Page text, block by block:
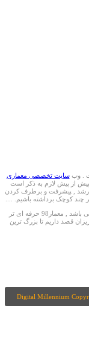
. وبسایت تخصصی معماری
پیش از پیش لازم به ذکر است
در رشد , پیشرفت و برطرف کردن
کوچک برداشته باشیم. ....
هدف ما فعالیت همچون سایر وب سایت های معماری و عمران نمی باشد , معمار98 حرفه ای تر
98 و همراهی شما عزیزان قصد داریم تا بزرگ ترین
Digital Millennium